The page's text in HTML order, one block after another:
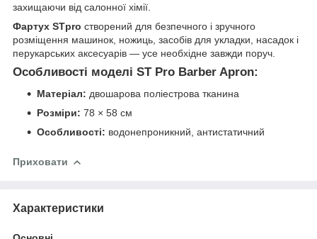
захищаючи від салонної хімії.
Фартух STpro створений для безпечного і зручного
розміщення машинок, ножиць, засобів для укладки, насадок і
перукарських аксесуарів — усе необхідне завжди поруч.
Оcобливості моделі ST Pro Barber Apron:
Матеріал: двошарова поліестрова тканина
Розміри: 78 × 58 см
Особливості: водонепроникний, антистатичний
Приховати
Характеристики